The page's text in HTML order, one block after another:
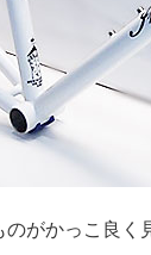
のがかっこ良